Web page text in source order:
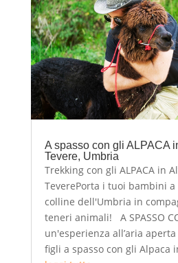
A spasso con gli ALPACA
Tevere, Umbria
Trekking con gli ALPACA in
TeverePorta i tuoi bambini
colline dell'Umbria in
teneri animali! A SPASSO
un'esperienza all’aria
figli a spasso con gli Alpaca